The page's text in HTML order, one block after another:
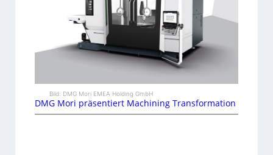
Bild: DMG Mori EMEA Holding GmbH
DMG Mori präsentiert Machining Transformation